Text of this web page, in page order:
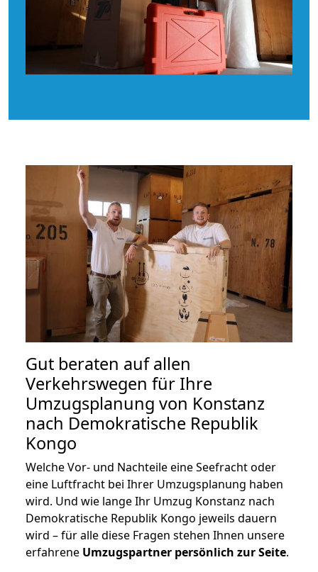
Gut beraten auf allen
Verkehrswegen für Ihre
Umzugsplanung von Konstanz
nach Demokratische Republik
Kongo
Welche Vor- und Nachteile eine Seefracht oder
eine Luftfracht bei Ihrer Umzugsplanung haben
wird. Und wie lange Ihr Umzug Konstanz nach
Demokratische Republik Kongo jeweils dauern
wird – für alle diese Fragen stehen Ihnen unsere
erfahrene Umzugspartner persönlich zur Seite.